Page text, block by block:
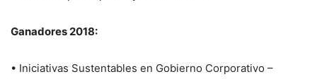
Ganadores 2018:
• Iniciativas Sustentables en Gobierno Corporativo –